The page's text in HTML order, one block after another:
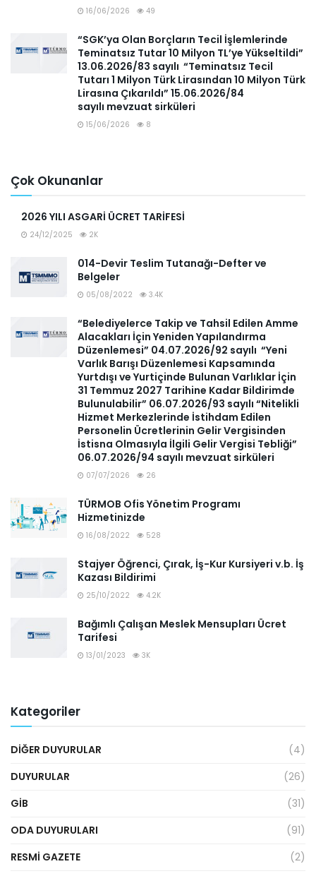
16/06/2026 49
“SGK’ya Olan Borçların Tecil İşlemlerinde
Teminatsız Tutar 10 Milyon TL’ye Yükseltildi”
13.06.2026/83 sayılı “Teminatsız Tecil
Tutarı 1 Milyon Türk Lirasından 10 Milyon Türk
Lirasına Çıkarıldı” 15.06.2026/84
sayılı mevzuat sirküleri
15/06/2026 8
Çok Okunanlar
2026 YILI ASGARİ ÜCRET TARİFESİ
24/12/2025 2K
014-Devir Teslim Tutanağı-Defter ve
Belgeler
05/08/2022 3.4K
“Belediyelerce Takip ve Tahsil Edilen Amme
Alacakları İçin Yeniden Yapılandırma
Düzenlemesi” 04.07.2026/92 sayılı “Yeni
Varlık Barışı Düzenlemesi Kapsamında
Yurtdışı ve Yurtiçinde Bulunan Varlıklar İçin
31 Temmuz 2027 Tarihine Kadar Bildirimde
Bulunulabilir” 06.07.2026/93 sayılı “Nitelikli
Hizmet Merkezlerinde İstihdam Edilen
Personelin Ücretlerinin Gelir Vergisinden
İstisna Olmasıyla İlgili Gelir Vergisi Tebliği”
06.07.2026/94 sayılı mevzuat sirküleri
07/07/2026 26
TÜRMOB Ofis Yönetim Programı
Hizmetinizde
16/08/2022 528
Stajyer Öğrenci, Çırak, İş-Kur Kursiyeri v.b. İş
Kazası Bildirimi
25/10/2022 4.2K
Bağımlı Çalışan Meslek Mensupları Ücret
Tarifesi
13/01/2023 3K
Kategoriler
DIĞER DUYURULAR
(4)
DUYURULAR
(26)
GİB
(31)
ODA DUYURULARI
(91)
RESMI GAZETE
(2)